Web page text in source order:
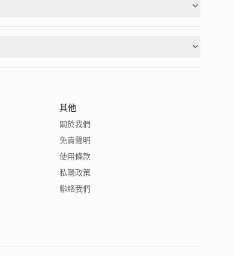
其他
關於我們
免責聲明
使用條款
私隱政策
聯絡我們